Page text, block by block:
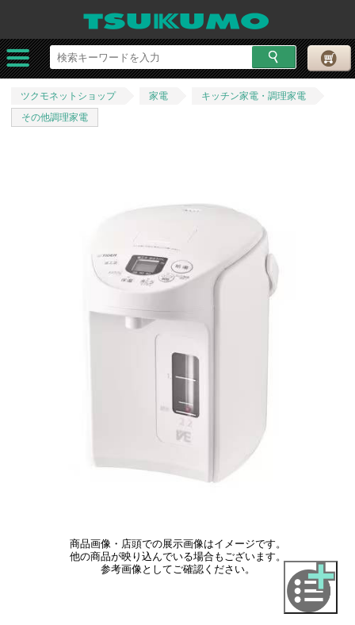
ツクモネットショップ 家電
キッチン家電・調理家電
その他調理家電
商品画像・店頭での展示画像はイメージです。
他の商品が映り込んでいる場合もございます。
参考画像としてご確認ください。